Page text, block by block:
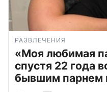
РАЗВЛЕЧЕНИЯ
«Моя любимая
спустя 22 года
бывшим парнем